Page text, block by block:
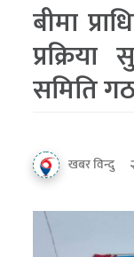
बीमा
समिति
खबर विन्दु